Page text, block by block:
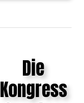
Die
Kongress